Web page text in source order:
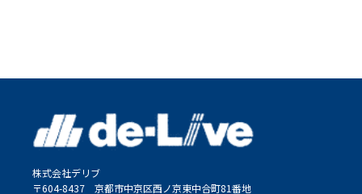
株式会社デリブ
〒604-8437 京都市中京区西ノ京東中合町81番地